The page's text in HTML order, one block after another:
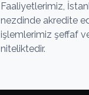
Faaliyetlerimiz,
nezdinde akredite
işlemlerimiz şeffaf
niteliktedir.